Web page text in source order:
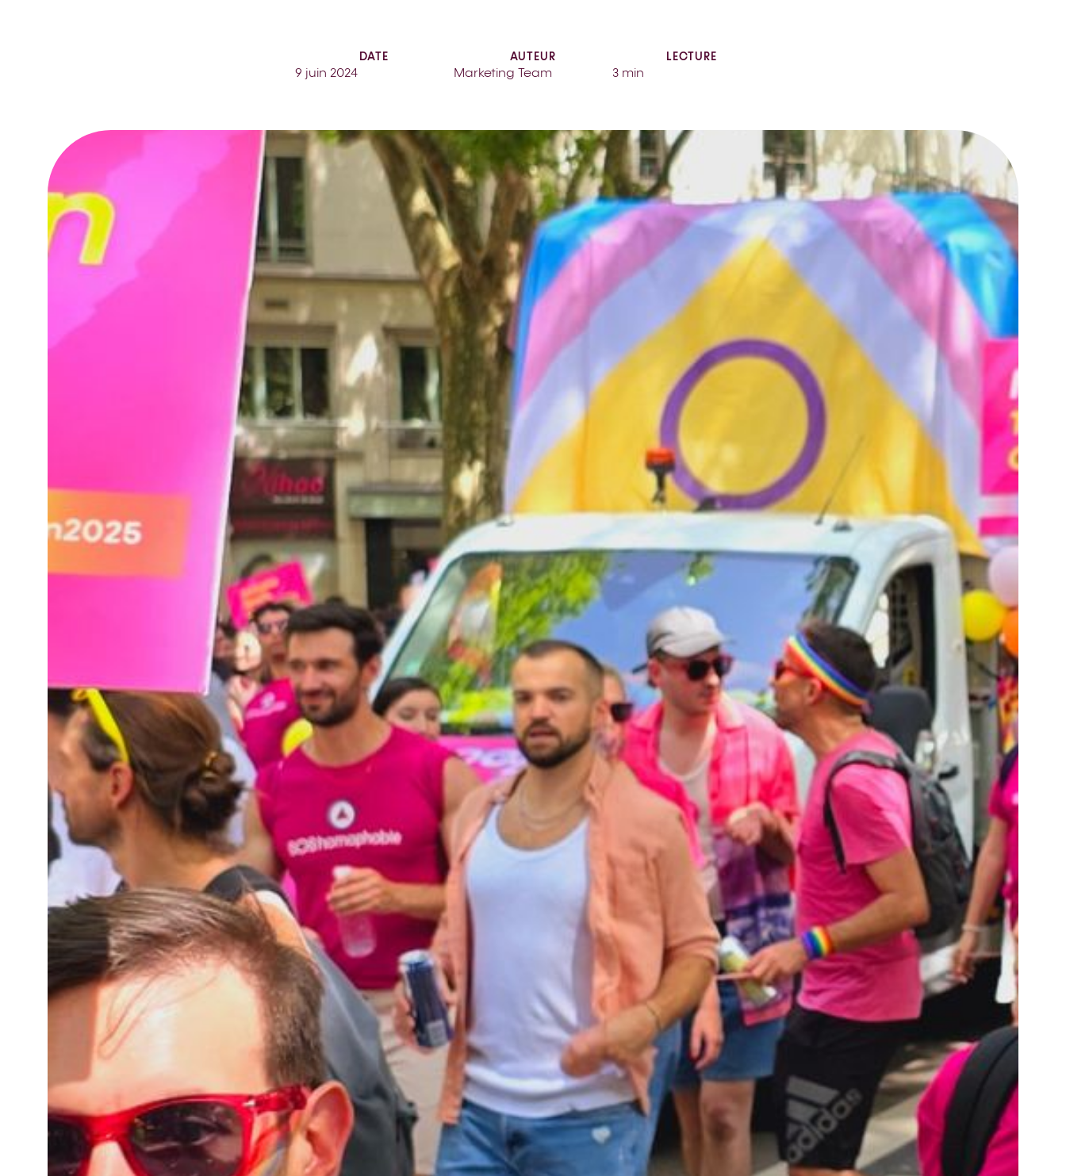
DATE
9 juin 2024
AUTEUR
Marketing Team
LECTURE
3 min